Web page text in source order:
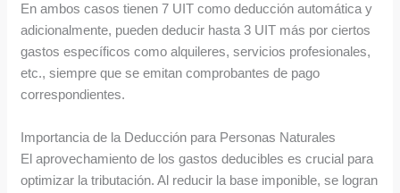
En ambos casos tienen 7 UIT como deducción automática y
adicionalmente, pueden deducir hasta 3 UIT más por ciertos
gastos específicos como alquileres, servicios profesionales,
etc., siempre que se emitan comprobantes de pago
correspondientes.
Importancia de la Deducción para Personas Naturales
El aprovechamiento de los gastos deducibles es crucial para
optimizar la tributación. Al reducir la base imponible, se logran